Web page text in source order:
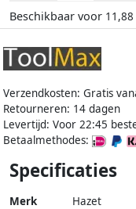
Beschikbaar voor 11,88
Verzendkosten: Gratis
Retourneren: 14 dagen
Levertijd: Voor 22:45
Betaalmethodes:
Specificaties
Merk Hazet